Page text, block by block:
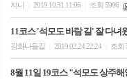
지니 2019.10.31 11:06 조회 5996
11코스 '석모도 바람 길' 잘 다녀
강화나들길 2019.02.24 22:24 조회
8월 11일 19코스 "석모도 상주